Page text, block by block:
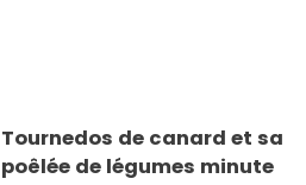
Tournedos de canard et sa
poêlée de légumes minute